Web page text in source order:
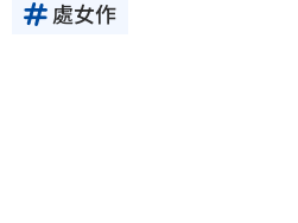
處女作